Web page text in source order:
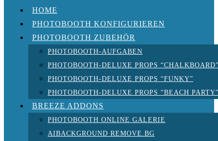
HOME
PHOTOBOOTH KONFIGURIEREN
PHOTOBOOTH ZUBEHÖR
PHOTOBOOTH-AUFGABEN
PHOTOBOOTH-DELUXE PROPS
PHOTOBOOTH-DELUXE PROPS “FUNKY”
PHOTOBOOTH-DELUXE PROPS “BEACH
BREEZE ADDONS
PHOTOBOOTH ONLINE GALERIE
AIBACKGROUND REMOVE.BG